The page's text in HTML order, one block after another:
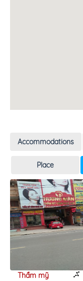
Accommodations
Place
Thẩm mỹ